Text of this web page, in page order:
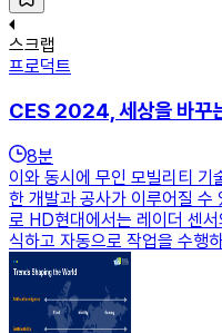
스크랩
프로덕트
CES 2024, 세상을 바꾸
8분
이와 동시에 무인 모빌리티 기
한 개발과 공사가 이루어질 수
로 HD현대에서는 레이더 센
식하고 자동으로 작업을 수행